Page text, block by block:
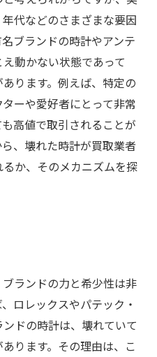
代などのさまざまな要因
ブランドの時計やアンテ
動かない状態であって
ります。例えば、特定の
ーや愛好者にとって非常
高値で取引されることが
、壊れた時計が買取業者
か、そのメカニズムを探
ランドの力と希少性は非
ロレックスやパテック・
ドの時計は、壊れていて
ります。その理由は、こ